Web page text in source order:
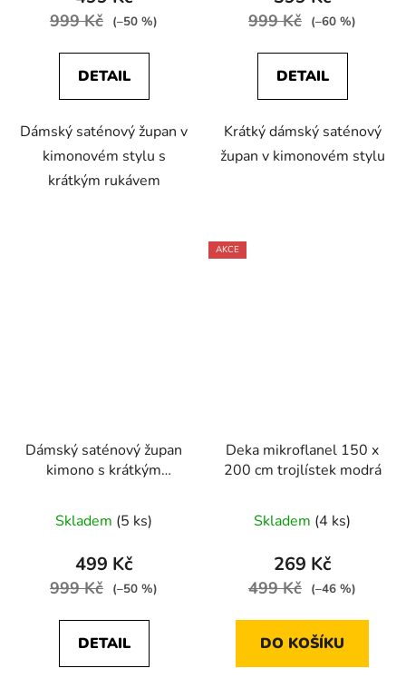
999 Kč (–50 %)
DETAIL
Dámský saténový župan v
kimonovém stylu s
krátkým rukávem
999 Kč (–60 %)
DETAIL
Krátký dámský saténový
župan v kimonovém stylu
Dámský saténový župan
kimono s krátkým
Skladem (5 ks)
499 Kč
999 Kč (–50 %)
DETAIL
AKCE
Deka mikroflanel 150 x
200 cm trojlístek modrá
Skladem (4 ks)
269 Kč
499 Kč (–46 %)
DO KOŠÍKU